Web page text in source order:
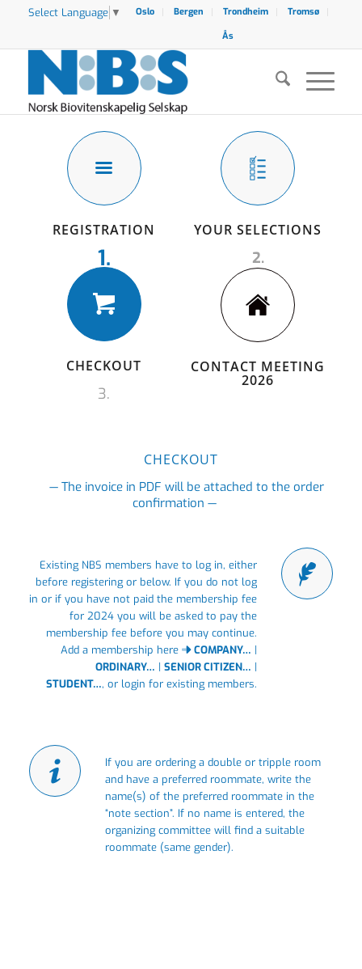
Select Language ▼ Oslo Bergen Trondheim
Tromsø
Ås
REGISTRATION
1.
YOUR SELECTIONS
2.
CHECKOUT
3.
CONTACT MEETING
2026
CHECKOUT
— The invoice in PDF will be attached to the order
confirmation —
Existing NBS members have to log in, either
before registering or below. If you do not log
in or if you have not paid the membership fee
for 2024 you will be asked to pay the
membership fee before you may continue.
Add a membership here
COMPANY… |
ORDINARY… |SENIOR CITIZEN… |
STUDENT…, or login for existing members.
If you are ordering a double or tripple room
and have a preferred roommate, write the
name(s) of the preferred roommate in the
“note section”. If no name is entered, the
organizing committee will find a suitable
roommate (same gender).